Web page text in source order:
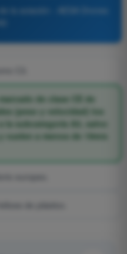
la aviación - AESA Drones
de clase CE de
(peso y velocidad) los
la subcategoría A3, salvo
vuelen a menos de 19m/s